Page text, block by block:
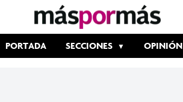
PORTADA SECCIONES OPINIÓN